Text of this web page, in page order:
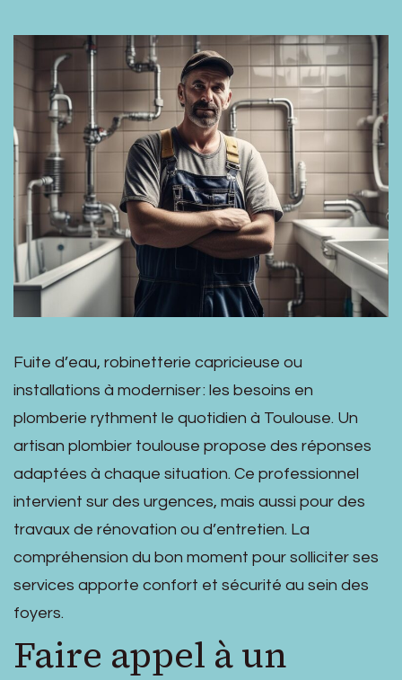
Fuite d’eau, robinetterie capricieuse ou
installations à moderniser : les besoins en
plomberie rythment le quotidien à Toulouse. Un
artisan plombier toulouse propose des réponses
adaptées à chaque situation. Ce professionnel
intervient sur des urgences, mais aussi pour des
travaux de rénovation ou d’entretien. La
compréhension du bon moment pour solliciter ses
services apporte confort et sécurité au sein des
foyers.
Faire appel à un